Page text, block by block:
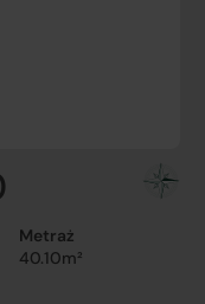
Metraż
40.10m²